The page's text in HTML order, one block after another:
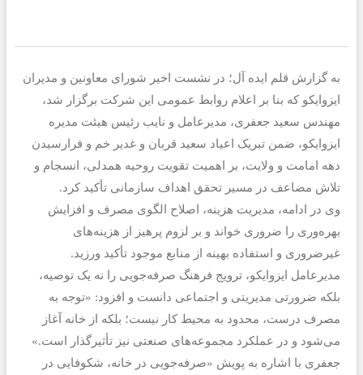
به گزارش قلم ایده آل؛ در نشست اخیر شورای معاونین و مدیران
ایزوایکو که بنا بر اعلام روابط عمومی این شرکت برگزار شد،
مهندس سعید جعفری، مدیرعامل و نایب رئیس هیئت مدیره
ایزوایکو، ضمن تبریک اعیاد سعید قربان و غدیر خم و فرارسیدن
دهه امامت و ولایت، بر اهمیت تقویت روحیه همدلی، انسجام و
تلاش مضاعف در مسیر تحقق اهداف سازمانی تأکید کرد.
وی در ادامه، مدیریت هزینه، اصلاح الگوی مصرف و افزایش
بهره‌وری را ضروری خواند و بر لزوم پرهیز از هزینه‌های
غیرضروری و استفاده بهینه از منابع موجود تأکید ورزید.
مدیرعامل ایزوایکو، ترویج فرهنگ صرفه‌جویی را نه یک توصیه،
بلکه ضرورتی مدیریتی و اجتماعی دانست و افزود: «توجه به
مصرف درست، محدود به محیط کار نیست؛ بلکه از خانه آغاز
می‌شود و در عملکرد مجموعه‌های صنعتی نیز تأثیرگذار است.»
جعفری با اشاره به پویش «صرفه‌جویی در خانه، شکوفایی در